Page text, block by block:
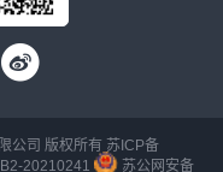
公司 版权所有 苏ICP备
20210241 苏公网安备